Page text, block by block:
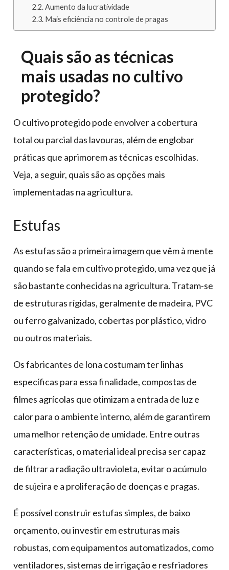
Aumento da lucratividade
Mais eficiência no controle de pragas
Quais são as técnicas
mais usadas no cultivo
protegido?
O cultivo protegido pode envolver a cobertura
total ou parcial das lavouras, além de englobar
práticas que aprimorem as técnicas escolhidas.
Veja, a seguir, quais são as opções mais
implementadas na agricultura.
Estufas
As estufas são a primeira imagem que vêm à mente
quando se fala em cultivo protegido, uma vez que já
são bastante conhecidas na agricultura. Tratam-se
de estruturas rígidas, geralmente de madeira, PVC
ou ferro galvanizado, cobertas por plástico, vidro
ou outros materiais.
Os fabricantes de lona costumam ter linhas
específicas para essa finalidade, compostas de
filmes agrícolas que otimizam a entrada de luz e
calor para o ambiente interno, além de garantirem
uma melhor retenção de umidade. Entre outras
características, o material ideal precisa ser capaz
de filtrar a radiação ultravioleta, evitar o acúmulo
de sujeira e a proliferação de doenças e pragas.
É possível construir estufas simples, de baixo
orçamento, ou investir em estruturas mais
robustas, com equipamentos automatizados, como
ventiladores, sistemas de irrigação e resfriadores